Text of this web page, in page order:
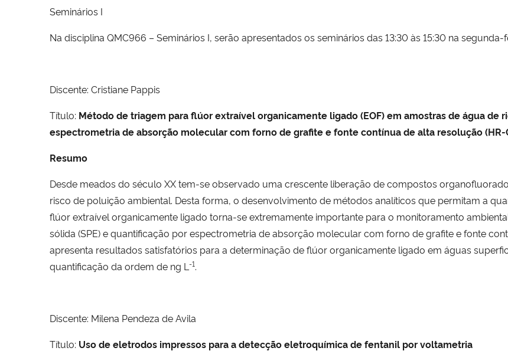
Seminários I
Na disciplina QMC966 – Seminários I, serão apresentados os seminários das 13:30 às 15:30 na
Discente: Cristiane Pappis
Título: Método de triagem para flúor extraível organicamente ligado (EOF) em amostras de água de
espectrometria de absorção molecular com forno de grafite e fonte contínua de alta resolução (HR-
Resumo
Desde meados do século XX tem-se observado uma crescente liberação de compostos
risco de poluição ambiental. Desta forma, o desenvolvimento de métodos analíticos que permitam a
flúor extraível organicamente ligado torna-se extremamente importante para o monitoramento
sólida (SPE) e quantificação por espectrometria de absorção molecular com forno de grafite e fonte
apresenta resultados satisfatórios para a determinação de flúor organicamente ligado em águas
quantificação da ordem de ng L -1.
Discente: Milena Pendeza de Avila
Título: Uso de eletrodos impressos para a detecção eletroquímica de fentanil por voltametria